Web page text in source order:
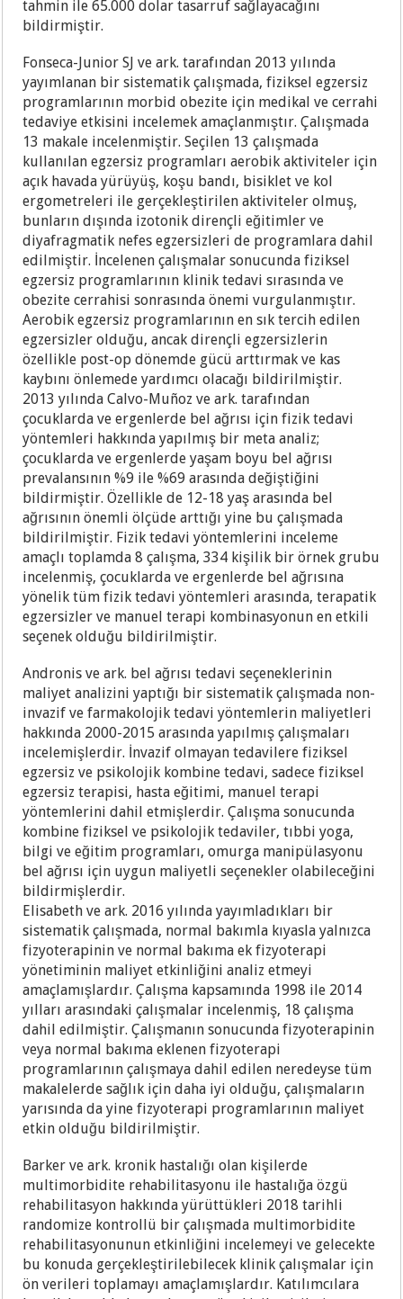
tahmin ile 65.000 dolar tasarruf sağlayacağını
bildirmiştir.
Fonseca-Junior SJ ve ark. tarafından 2013 yılında
yayımlanan bir sistematik çalışmada, fiziksel egzersiz
programlarının morbid obezite için medikal ve cerrahi
tedaviye etkisini incelemek amaçlanmıştır. Çalışmada
13 makale incelenmiştir. Seçilen 13 çalışmada
kullanılan egzersiz programları aerobik aktiviteler için
açık havada yürüyüş, koşu bandı, bisiklet ve kol
ergometreleri ile gerçekleştirilen aktiviteler olmuş,
bunların dışında izotonik dirençli eğitimler ve
diyafragmatik nefes egzersizleri de programlara dahil
edilmiştir. İncelenen çalışmalar sonucunda fiziksel
egzersiz programlarının klinik tedavi sırasında ve
obezite cerrahisi sonrasında önemi vurgulanmıştır.
Aerobik egzersiz programlarının en sık tercih edilen
egzersizler olduğu, ancak dirençli egzersizlerin
özellikle post-op dönemde gücü arttırmak ve kas
kaybını önlemede yardımcı olacağı bildirilmiştir.
2013 yılında Calvo-Muñoz ve ark. tarafından
çocuklarda ve ergenlerde bel ağrısı için fizik tedavi
yöntemleri hakkında yapılmış bir meta analiz;
çocuklarda ve ergenlerde yaşam boyu bel ağrısı
prevalansının %9 ile %69 arasında değiştiğini
bildirmiştir. Özellikle de 12-18 yaş arasında bel
ağrısının önemli ölçüde arttığı yine bu çalışmada
bildirilmiştir. Fizik tedavi yöntemlerini inceleme
amaçlı toplamda 8 çalışma, 334 kişilik bir örnek grubu
incelenmiş, çocuklarda ve ergenlerde bel ağrısına
yönelik tüm fizik tedavi yöntemleri arasında, terapatik
egzersizler ve manuel terapi kombinasyonun en etkili
seçenek olduğu bildirilmiştir.
Andronis ve ark. bel ağrısı tedavi seçeneklerinin
maliyet analizini yaptığı bir sistematik çalışmada non-
invazif ve farmakolojik tedavi yöntemlerin maliyetleri
hakkında 2000-2015 arasında yapılmış çalışmaları
incelemişlerdir. İnvazif olmayan tedavilere fiziksel
egzersiz ve psikolojik kombine tedavi, sadece fiziksel
egzersiz terapisi, hasta eğitimi, manuel terapi
yöntemlerini dahil etmişlerdir. Çalışma sonucunda
kombine fiziksel ve psikolojik tedaviler, tıbbi yoga,
bilgi ve eğitim programları, omurga manipülasyonu
bel ağrısı için uygun maliyetli seçenekler olabileceğini
bildirmişlerdir.
Elisabeth ve ark. 2016 yılında yayımladıkları bir
sistematik çalışmada, normal bakımla kıyasla yalnızca
fizyoterapinin ve normal bakıma ek fizyoterapi
yönetiminin maliyet etkinliğini analiz etmeyi
amaçlamışlardır. Çalışma kapsamında 1998 ile 2014
yılları arasındaki çalışmalar incelenmiş, 18 çalışma
dahil edilmiştir. Çalışmanın sonucunda fizyoterapinin
veya normal bakıma eklenen fizyoterapi
programlarının çalışmaya dahil edilen neredeyse tüm
makalelerde sağlık için daha iyi olduğu, çalışmaların
yarısında da yine fizyoterapi programlarının maliyet
etkin olduğu bildirilmiştir.
Barker ve ark. kronik hastalığı olan kişilerde
multimorbidite rehabilitasyonu ile hastalığa özgü
rehabilitasyon hakkında yürüttükleri 2018 tarihli
randomize kontrollü bir çalışmada multimorbidite
rehabilitasyonunun etkinliğini incelemeyi ve gelecekte
bu konuda gerçekleştirilebilecek klinik çalışmalar için
ön verileri toplamayı amaçlamışlardır. Katılımcılara